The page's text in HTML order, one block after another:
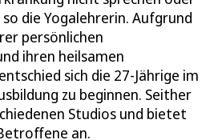
die Yogalehrerin. Aufgrund
persönlichen
ihren heilsamen
sich die 27-Jährige im
zu beginnen. Seither
Studios und bietet
an.